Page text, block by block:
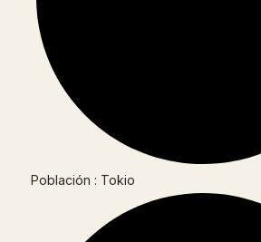
Población : Tokio